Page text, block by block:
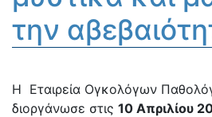
την
Η Εταιρεία Ογκολόγων
διοργάνωσε στις 10 Απριλίου